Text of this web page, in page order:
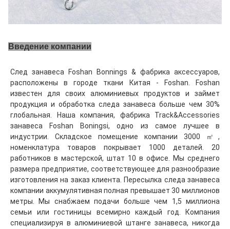
Введение компании
След занавеса Foshan Bonnings & фабрика аксессуаров,
расположены в городе ткани Китая - Foshan. Foshan
известен для своих алюминиевых продуктов и займет
продукция и обработка следа занавеса больше чем 30%
глобальная. Наша компания, фабрика Track&Accessories
занавеса Foshan Boningsi, одно из самое лучшее в
индустрии. Складское помещение компании 3000 ㎡,
номенклатура товаров покрывает 1000 деталей. 20
работников в мастерской, штат 10 в офисе. Мы среднего
размера предприятие, соответствующее для разнообразие
изготовления на заказ клиента. Пересылка следа занавеса
компании аккумулятивная полная превышает 30 миллионов
метры. Мы снабжаем подачи больше чем 1,5 миллиона
семьи или гостиницы всемирно каждый год. Компания
специализируя в алюминиевой штанге занавеса, никогда